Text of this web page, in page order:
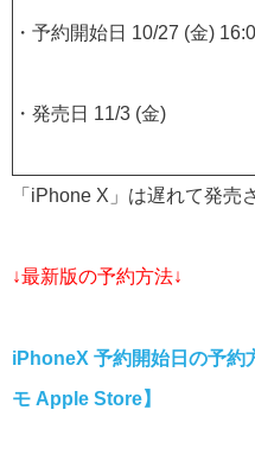
・予約開始日 10/27 (金)
・発売日 11/3 (金)
「iPhone X」は遅れて発売
↓最新版の予約方法↓
iPhoneX 予約開始日の予約
モ Apple Store】